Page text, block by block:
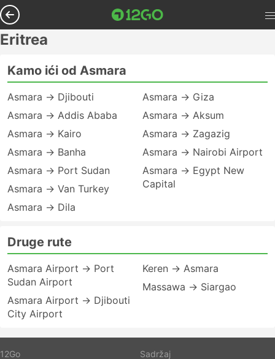
Eritrea
Kamo ići od Asmara
Asmara → Djibouti
Asmara → Addis Ababa
Asmara → Kairo
Asmara → Banha
Asmara → Port Sudan
Asmara → Van Turkey
Asmara → Dila
Asmara → Giza
Asmara → Aksum
Asmara → Zagazig
Asmara → Nairobi Airport
Asmara → Egypt New
Capital
Druge rute
Asmara Airport → Port
Sudan Airport
Asmara Airport → Djibouti
City Airport
Keren → Asmara
Massawa → Siargao
12Go
Sadržaj